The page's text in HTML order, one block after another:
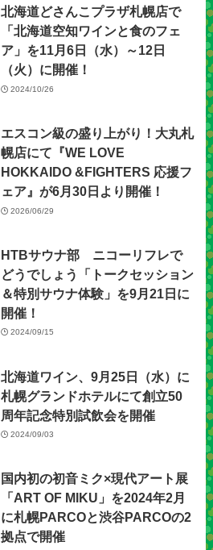
北海道どさんこプラザ札幌店で
「北海道空知ワインと食のフェ
ア」を11月6日（水）～12日
（火）に開催！
2024/10/26
エスコン級の盛り上がり！大丸札
幌店にて『WE LOVE
HOKKAIDO &FIGHTERS 応援フ
ェア』が6月30日より開催！
2026/06/29
HTBサウナ部 ニコーリフレで
どうでしょう「トークセッション
＆特別サウナ体験」を9月21日に
開催！
2024/09/15
北海道ワイン、9月25日（水）に
札幌グランドホテルにて創立50
周年記念特別試飲会を開催
2024/09/03
国内初の初音ミク×現代アート展
「ART OF MIKU」を2024年2月
に札幌PARCOと渋谷PARCOの2
拠点で開催